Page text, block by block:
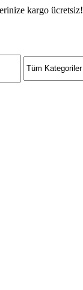
kargo ücretsiz!